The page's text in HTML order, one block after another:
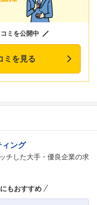
ミを公開中
ミを見る
ィング
チした大手・優良企業の求
もおすすめ